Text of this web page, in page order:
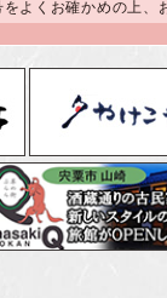
よくお確かめの上、